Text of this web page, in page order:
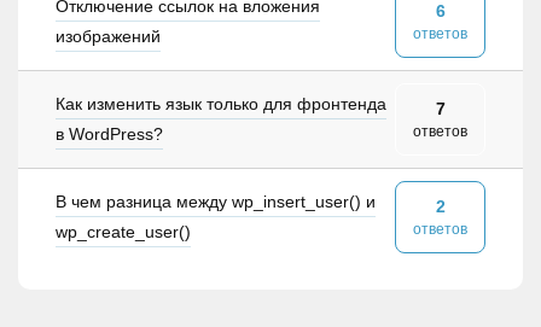
Отключение ссылок на вложения
изображений
6
ответов
Как изменить язык только для фронтенда
в WordPress?
7
ответов
В чем разница между wp_insert_user() и
wp_create_user()
2
ответов